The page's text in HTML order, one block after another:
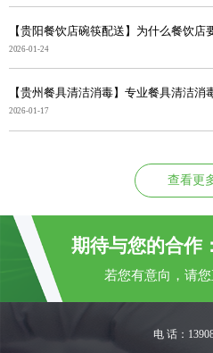
2026-01-24
2026-01-17
查看更
期待与您的合作
若您有意向，请
电 话：